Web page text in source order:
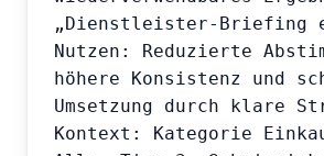
„Dienstleister-Briefing
Nutzen: Reduzierte
höhere Konsistenz und
Umsetzung durch klare
Kontext: Kategorie